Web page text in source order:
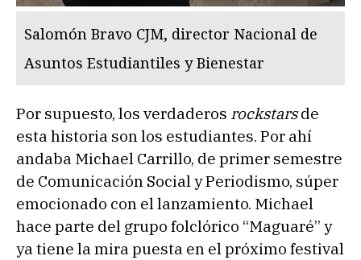
Salomón Bravo CJM, director Nacional de
Asuntos Estudiantiles y Bienestar
Por supuesto, los verdaderos rockstarsde
esta historia son los estudiantes. Por ahí
andaba Michael Carrillo, de primer semestre
de Comunicación Social y Periodismo, súper
emocionado con el lanzamiento. Michael
hace parte del grupo folclórico “Maguaré” y
ya tiene la mira puesta en el próximo festival